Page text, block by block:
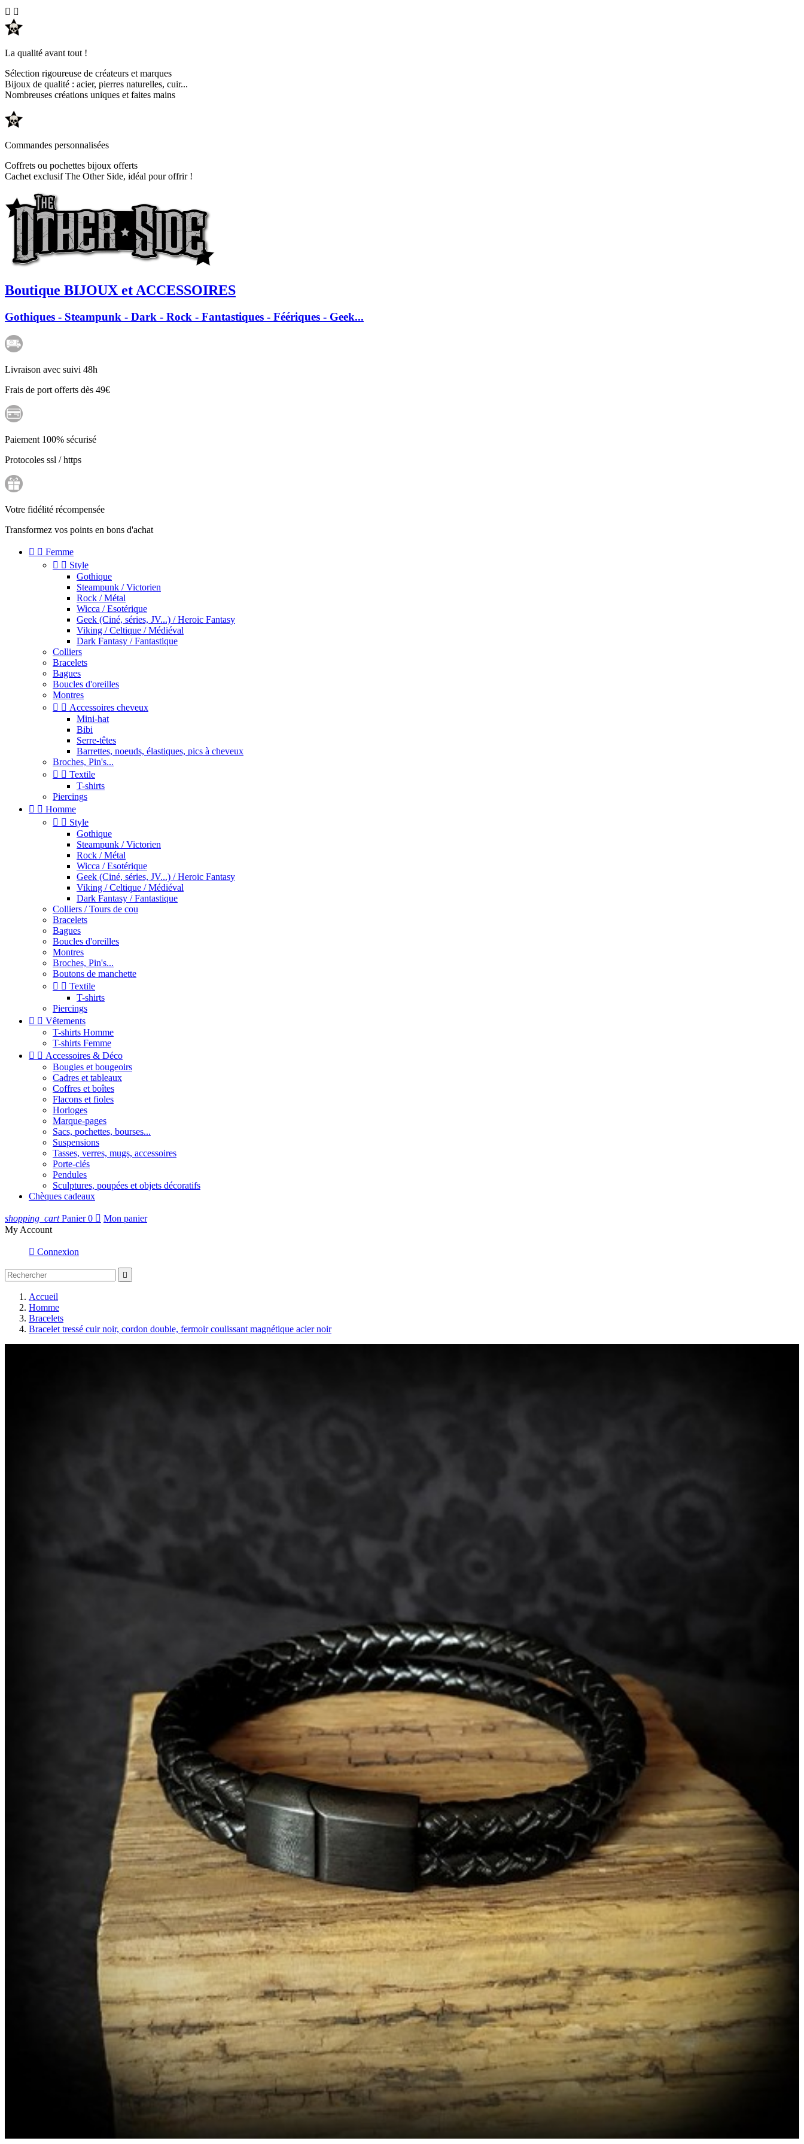
 
La qualité avant tout !
Sélection rigoureuse de créateurs et marques
Bijoux de qualité : acier, pierres naturelles, cuir...
Nombreuses créations uniques et faites mains
Commandes personnalisées
Coffrets ou pochettes bijoux offerts
Cachet exclusif The Other Side, idéal pour offrir !
Boutique BIJOUX et ACCESSOIRES
Gothiques - Steampunk - Dark - Rock - Fantastiques - Féériques - Geek...
Livraison avec suivi 48h
Frais de port offerts dès 49€
Paiement 100% sécurisé
Protocoles ssl / https
Votre fidélité récompensée
Transformez vos points en bons d'achat
  Femme
  Style
Gothique
Steampunk / Victorien
Rock / Métal
Wicca / Esotérique
Geek (Ciné, séries, JV...) / Heroic Fantasy
Viking / Celtique / Médiéval
Dark Fantasy / Fantastique
Colliers
Bracelets
Bagues
Boucles d'oreilles
Montres
  Accessoires cheveux
Mini-hat
Bibi
Serre-têtes
Barrettes, noeuds, élastiques, pics à cheveux
Broches, Pin's...
  Textile
T-shirts
Piercings
  Homme
  Style
Gothique
Steampunk / Victorien
Rock / Métal
Wicca / Esotérique
Geek (Ciné, séries, JV...) / Heroic Fantasy
Viking / Celtique / Médiéval
Dark Fantasy / Fantastique
Colliers / Tours de cou
Bracelets
Bagues
Boucles d'oreilles
Montres
Broches, Pin's...
Boutons de manchette
  Textile
T-shirts
Piercings
  Vêtements
T-shirts Homme
T-shirts Femme
  Accessoires & Déco
Bougies et bougeoirs
Cadres et tableaux
Coffres et boîtes
Flacons et fioles
Horloges
Marque-pages
Sacs, pochettes, bourses...
Suspensions
Tasses, verres, mugs, accessoires
Porte-clés
Pendules
Sculptures, poupées et objets décoratifs
Chèques cadeaux
shopping_cart Panier 0  Mon panier
My Account
 Connexion

Accueil
Homme
Bracelets
Bracelet tressé cuir noir, cordon double, fermoir coulissant magnétique acier noir